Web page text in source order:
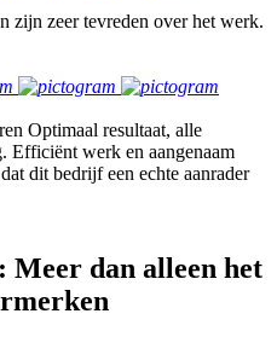
zijn zeer tevreden over het werk.
Optimaal resultaat, alle
Efficiënt werk en aangenaam
dit bedrijf een echte aanrader
Meer dan alleen het